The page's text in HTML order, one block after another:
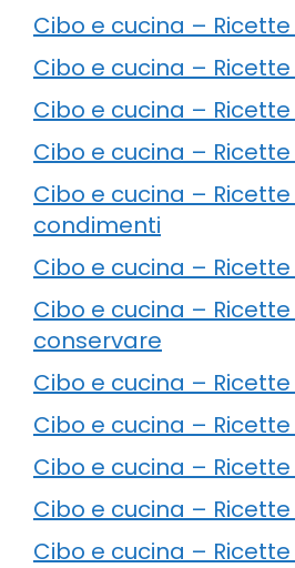
Cibo e cucina –
Cibo e cucina –
Cibo e cucina –
Cibo e cucina –
Cibo e cucina –
condimenti
Cibo e cucina –
Cibo e cucina –
conservare
Cibo e cucina –
Cibo e cucina –
Cibo e cucina –
Cibo e cucina –
Cibo e cucina –